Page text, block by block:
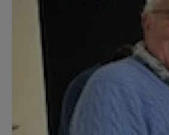
Contact
Régie Publicitaire